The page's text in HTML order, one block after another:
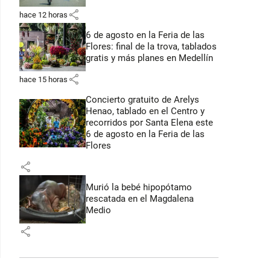
hace 12 horas share
6 de agosto en la Feria de las
Flores: final de la trova, tablados
gratis y más planes en Medellín
hace 15 horas share
Concierto gratuito de Arelys
Henao, tablado en el Centro y
recorridos por Santa Elena este
6 de agosto en la Feria de las
Flores
share
Murió la bebé hipopótamo
rescatada en el Magdalena
Medio
share